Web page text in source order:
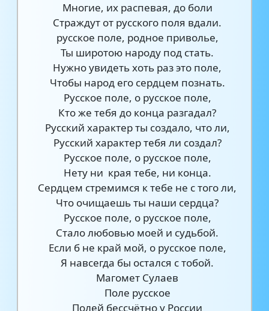
Многие, их распевая, до боли
Страждут от русского поля вдали.
русское поле, родное приволье,
Ты широтою народу под стать.
Нужно увидеть хоть раз это поле,
Чтобы народ его сердцем познать.
Русское поле, о русское поле,
Кто же тебя до конца разгадал?
Русский характер ты создало, что ли,
Русский характер тебя ли создал?
Русское поле, о русское поле,
Нету ни края тебе, ни конца.
Сердцем стремимся к тебе не с того ли,
Что очищаешь ты наши сердца?
Русское поле, о русское поле,
Стало любовью моей и судьбой.
Если б не край мой, о русское поле,
Я навсегда бы остался с тобой.
Магомет Сулаев
Поле русское
Полей бессчётно у России